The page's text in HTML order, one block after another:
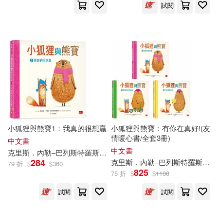
價格
範圍
試閱
小狐狸與熊寶1：我真的很想贏
中文書
克里斯．內勒–巴列斯特羅斯徐意筑
79 折 $284 $360
試閱
小狐狸與熊寶：有你在真好!(友
情暖心書/全套3冊)
中文書
克里斯．內勒–巴列斯特羅斯徐
75 折 $825 $1100
試閱